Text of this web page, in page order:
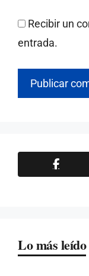
Recibir un
entrada.
Lo más leído